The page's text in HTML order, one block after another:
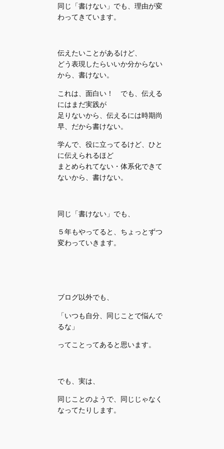
同じ「書けない」でも、理由が変
わってきています。
伝えたいことがあるけど、
どう表現したらいいか分からない
から、書けない。
これは、面白い！ でも、伝える
にはまだ実践が
足りないから、伝えるには時期尚
早、だから書けない。
学んで、役に立ってるけど、ひと
に伝えられるほど
まとめられてない・体系化できて
ないから、書けない。
同じ「書けない」でも、
５年もやってると、ちょっとずつ
変わっていきます。
ブログ以外でも、
「いつも自分、同じことで悩んで
るな」
ってことってあると思います。
でも、実は、
同じことのようで、同じじゃなく
なってたりします。